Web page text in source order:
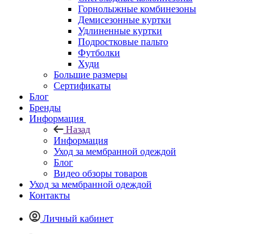
Горнолыжные комбинезоны
Демисезонные куртки
Удлиненные куртки
Подростковые пальто
Футболки
Худи
Большие размеры
Сертификаты
Блог
Бренды
Информация
Назад
Информация
Уход за мембранной одеждой
Блог
Видео обзоры товаров
Уход за мембранной одеждой
Контакты
Личный кабинет